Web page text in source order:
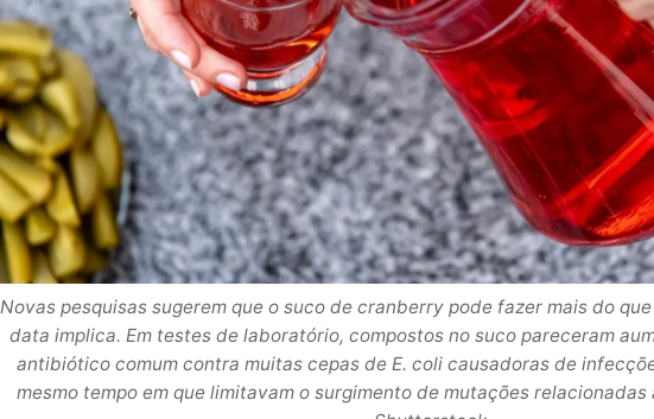
Novas pesquisas sugerem que o suco de cranberry pode fazer mais do
data implica. Em testes de laboratório, compostos no suco pareceram
antibiótico comum contra muitas cepas de E. coli causadoras de
mesmo tempo em que limitavam o surgimento de mutações